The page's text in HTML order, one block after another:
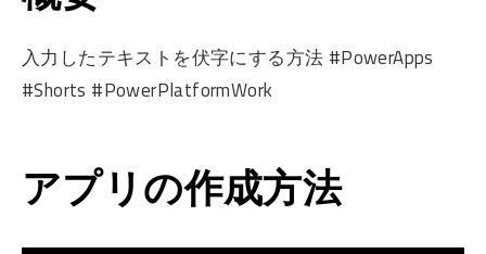
入力したテキストを伏字にする方法 #PowerApps
#Shorts #PowerPlatformWork
アプリの作成方法